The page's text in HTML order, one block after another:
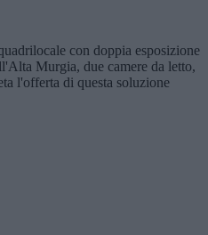
con doppia esposizione
Murgia, due camere da letto,
l'offerta di questa soluzione